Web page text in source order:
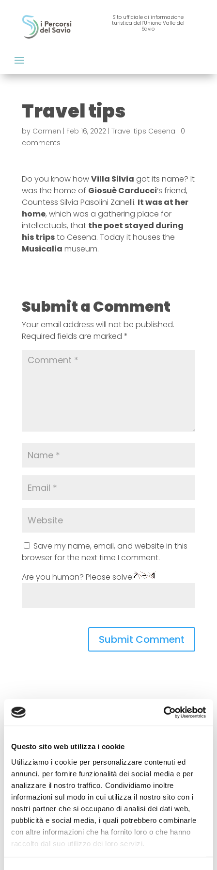
Questo sito web utilizza i cookie
Utilizziamo i cookie per personalizzare contenuti ed
annunci, per fornire funzionalità dei social media e per
analizzare il nostro traffico. Condividiamo inoltre
informazioni sul modo in cui utilizza il nostro sito con i
nostri partner che si occupano di analisi dei dati web,
pubblicità e social media, i quali potrebbero combinarle
con altre informazioni che ha fornito loro o che hanno
raccolto dal suo utilizzo dei loro servizi.
Sito ufficiale di informazione
turistica dell’Unione Valle del
Savio
Travel tips
by Carmen Feb 16, 2022| Travel tips Cesena
0
comments
Do you know howVilla Silvia got its name? It
was the home of Giosuè Carducci‘s friend,
Countess Silvia Pasolini Zanelli. It was at her
home, which was a gathering place for
intellectuals, that the poet stayed during
his tripsto Cesena. Today it houses the
Musicalia museum.
Submit a Comment
Your email address will not be published.
Required fields are marked *
Save my name, email, and website in this
browser for the next time I comment.
Are you human? Please solve:
Search
Categorie
Articoli recenti
Travel tips
Travel tips
Curiosity
Curiosity